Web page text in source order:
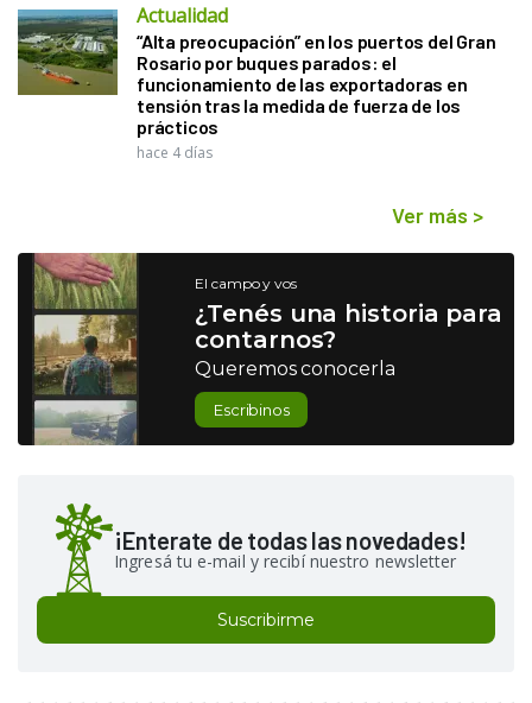
Actualidad
“Alta preocupación” en los puertos del Gran
Rosario por buques parados: el
funcionamiento de las exportadoras en
tensión tras la medida de fuerza de los
prácticos
hace 4 días
Ver más >
El campo y vos
¿Tenés una historia para
contarnos?
Queremos conocerla
Escribinos
¡Enterate de todas las novedades!
Ingresá tu e-mail y recibí nuestro newsletter
Suscribirme